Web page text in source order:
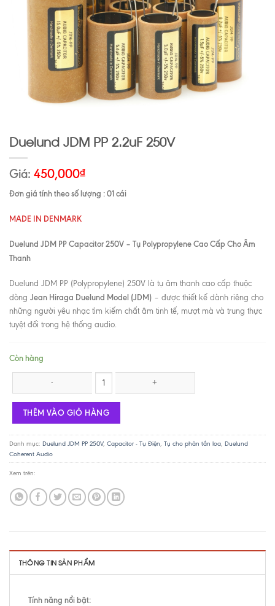
Duelund JDM PP 2.2uF 250V
Giá: 450,000₫
Đơn giá tính theo số lượng : 01 cái
MADE IN DENMARK
Duelund JDM PP Capacitor 250V – Tụ Polypropylene Cao Cấp Cho Âm
Thanh
Duelund JDM PP (Polypropylene) 250V là tụ âm thanh cao cấp thuộc
dòng Jean Hiraga Duelund Model (JDM) – được thiết kế dành riêng cho
những người yêu nhạc tìm kiếm chất âm tinh tế, mượt mà và trung thực
tuyệt đối trong hệ thống audio.
Còn hàng
Duelund JDM PP 2.2uF 250V số lượng
THÊM VÀO GIỎ HÀNG
Danh mục: Duelund JDM PP 250V, Capacitor - Tụ Điện, Tụ cho phân tần loa, Duelund
Coherent Audio
Xem trên:
THÔNG TIN SẢN PHẨM
Tính năng nổi bật: